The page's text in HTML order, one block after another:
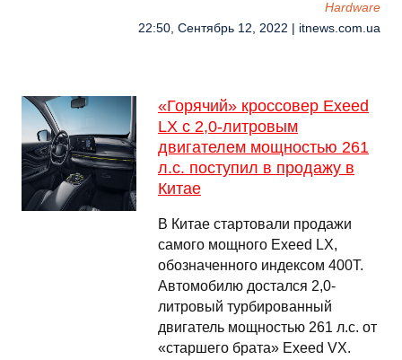
Hardware
22:50, Сентябрь 12, 2022 | itnews.com.ua
«Горячий» кроссовер Exeed
LX с 2,0-литровым
двигателем мощностью 261
л.с. поступил в продажу в
Китае
В Китае стартовали продажи
самого мощного Exeed LX,
обозначенного индексом 400Т.
Автомобилю достался 2,0-
литровый турбированный
двигатель мощностью 261 л.с. от
«старшего брата» Exeed VX.